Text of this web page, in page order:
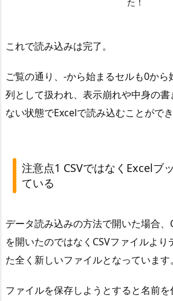
た！
これで読み込みは完了。
ご覧の通り、-から始まるセルも0か
列として扱われ、表示崩れや中身の
ない状態でExcelで読み込むことができ
注意点1 CSVではなくExcelブ
ている
データ読み込みの方法で開いた場合
を開いたのではなくCSVファイルより
た全く新しいファイルとなっています。
ファイルを保存しようとすると名前